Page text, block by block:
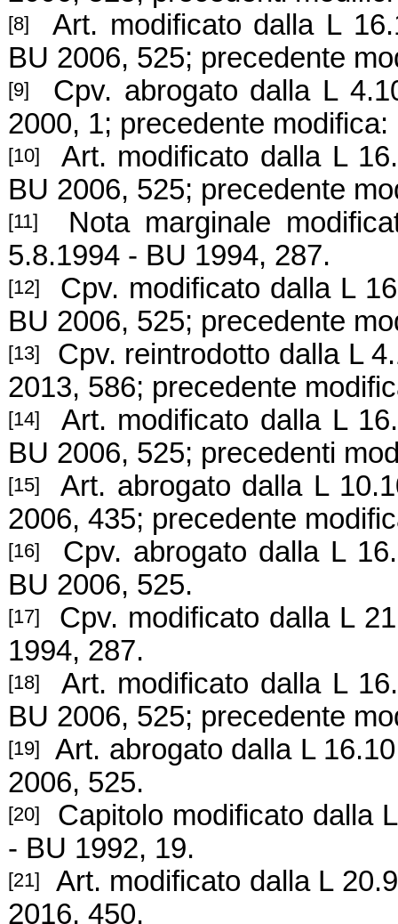
[8]
Art. modificato dalla L
BU 2006, 525; precedente
[9]
Cpv. abrogato dalla L
2000, 1; precedente
[10]
Art. modificato dalla L
BU 2006, 525; precedente
[11]
Nota marginale
5.8.1994 - BU 1994, 287.
[12]
Cpv. modificato dalla L
BU 2006, 525; precedente
[13]
Cpv. reintrodotto dalla L
2013, 586; precedente
[14]
Art. modificato dalla L
BU 2006, 525; precedenti
[15]
Art. abrogato dalla L
2006, 435; precedente
[16]
Cpv. abrogato dalla L
BU 2006, 525.
[17]
Cpv. modificato dalla L
1994, 287.
[18]
Art. modificato dalla L
BU 2006, 525; precedente
[19]
Art. abrogato dalla L
2006, 525.
[20]
Capitolo modificato dalla
- BU 1992, 19.
[21]
Art. modificato dalla L
2016, 450.